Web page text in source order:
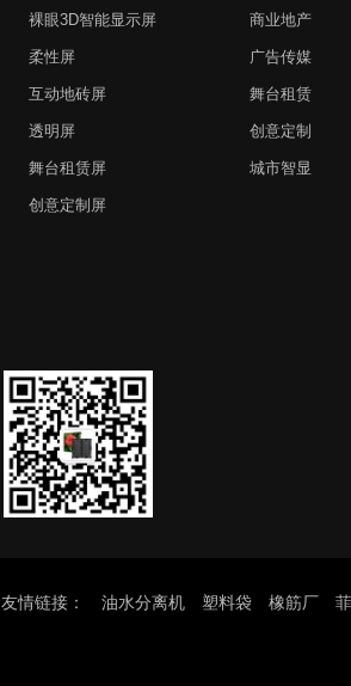
裸眼3D智能显示屏
柔性屏
互动地砖屏
透明屏
舞台租赁屏
创意定制屏
商业地产
广告传媒
舞台租赁
创意定制
城市智显
友情链接： 油水分离机 塑料袋 橡筋厂